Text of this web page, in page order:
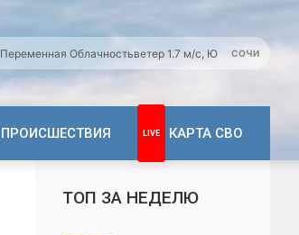
Переменная Облачностьветер 1.7 м/с, Ю СОЧИ
ПРОИСШЕСТВИЯ КАРТА СВО
ТОП ЗА НЕДЕЛЮ